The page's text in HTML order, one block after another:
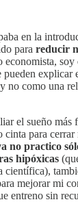
en la
para reducir
economista, soy
explicar
no como una
el sueño más
cinta para
no practico
hipóxicas
científica),
mejorar mi
entreno sin